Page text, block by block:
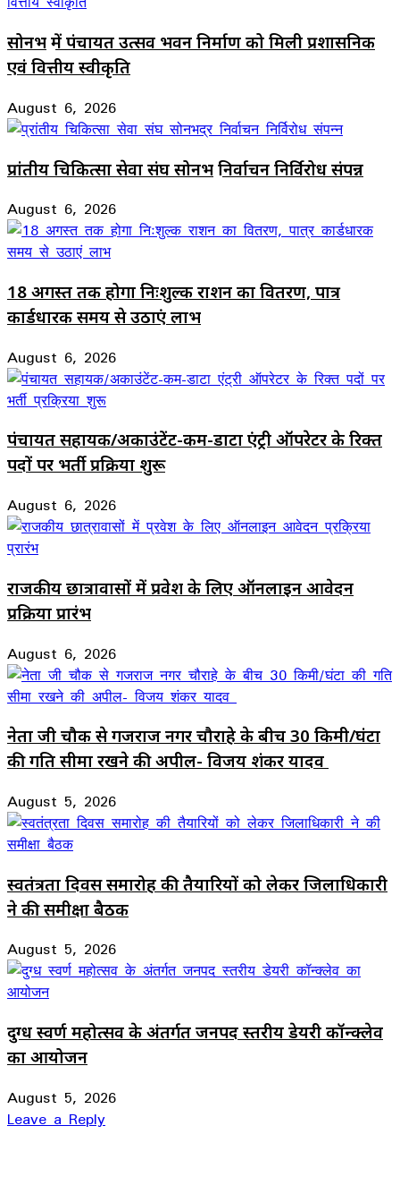
सोनभद्र में पंचायत उत्सव भवन निर्माण को मिली प्रशासनिक
एवं वित्तीय स्वीकृति
August 6, 2026
प्रांतीय चिकित्सा सेवा संघ सोनभद्र निर्वाचन निर्विरोध संपन्न
August 6, 2026
18 अगस्त तक होगा निःशुल्क राशन का वितरण, पात्र
कार्डधारक समय से उठाएं लाभ
August 6, 2026
पंचायत सहायक/अकाउंटेंट-कम-डाटा एंट्री ऑपरेटर के रिक्त
पदों पर भर्ती प्रक्रिया शुरू
August 6, 2026
राजकीय छात्रावासों में प्रवेश के लिए ऑनलाइन आवेदन
प्रक्रिया प्रारंभ
August 6, 2026
नेता जी चौक से गजराज नगर चौराहे के बीच 30 किमी/घंटा
की गति सीमा रखने की अपील- विजय शंकर यादव
August 5, 2026
स्वतंत्रता दिवस समारोह की तैयारियों को लेकर जिलाधिकारी
ने की समीक्षा बैठक
August 5, 2026
दुग्ध स्वर्ण महोत्सव के अंतर्गत जनपद स्तरीय डेयरी कॉन्क्लेव
का आयोजन
August 5, 2026
Leave a Reply